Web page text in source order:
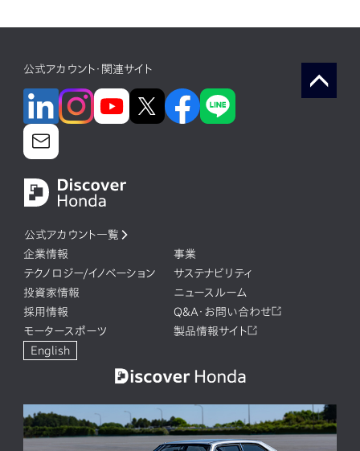
公式アカウント・関連サイト
公式アカウント一覧
企業情報
事業
テクノロジー/イノベーション
サステナビリティ
投資家情報
ニュースルーム
採用情報
Q&A・お問い合わせ
モータースポーツ
製品情報サイト
English